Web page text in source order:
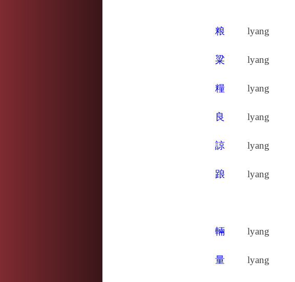
粮 lyang
粱 lyang
糧 lyang
良 lyang
諒 lyang
踉 lyang
輛 lyang
量 lyang